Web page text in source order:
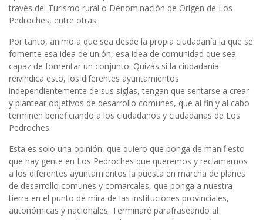
través del Turismo rural o Denominación de Origen de Los
Pedroches, entre otras.
Por tanto, animo a que sea desde la propia ciudadanía la que se
fomente esa idea de unión, esa idea de comunidad que sea
capaz de fomentar un conjunto. Quizás si la ciudadanía
reivindica esto, los diferentes ayuntamientos
independientemente de sus siglas, tengan que sentarse a crear
y plantear objetivos de desarrollo comunes, que al fin y al cabo
terminen beneficiando a los ciudadanos y ciudadanas de Los
Pedroches.
Esta es solo una opinión, que quiero que ponga de manifiesto
que hay gente en Los Pedroches que queremos y reclamamos
a los diferentes ayuntamientos la puesta en marcha de planes
de desarrollo comunes y comarcales, que ponga a nuestra
tierra en el punto de mira de las instituciones provinciales,
autonómicas y nacionales. Terminaré parafraseando al